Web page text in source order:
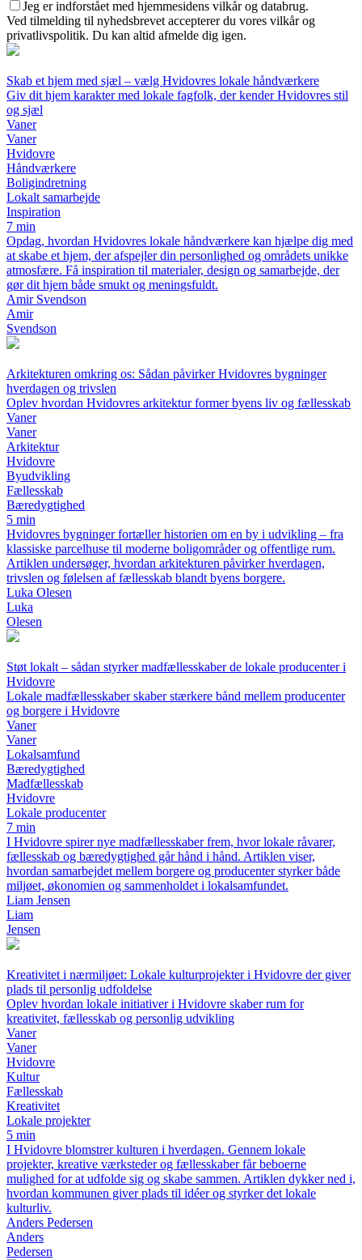
Jeg er indforstået med hjemmesidens vilkår og databrug.
Ved tilmelding til nyhedsbrevet accepterer du vores vilkår og
privatlivspolitik. Du kan altid afmelde dig igen.
Skab et hjem med sjæl – vælg Hvidovres lokale håndværkere
Giv dit hjem karakter med lokale fagfolk, der kender Hvidovres stil
og sjæl
Vaner
Vaner
Hvidovre
Håndværkere
Boligindretning
Lokalt samarbejde
Inspiration
7 min
Opdag, hvordan Hvidovres lokale håndværkere kan hjælpe dig med
at skabe et hjem, der afspejler din personlighed og områdets unikke
atmosfære. Få inspiration til materialer, design og samarbejde, der
gør dit hjem både smukt og meningsfuldt.
Amir Svendson
Amir
Svendson
Arkitekturen omkring os: Sådan påvirker Hvidovres bygninger
hverdagen og trivslen
Oplev hvordan Hvidovres arkitektur former byens liv og fællesskab
Vaner
Vaner
Arkitektur
Hvidovre
Byudvikling
Fællesskab
Bæredygtighed
5 min
Hvidovres bygninger fortæller historien om en by i udvikling – fra
klassiske parcelhuse til moderne boligområder og offentlige rum.
Artiklen undersøger, hvordan arkitekturen påvirker hverdagen,
trivslen og følelsen af fællesskab blandt byens borgere.
Luka Olesen
Luka
Olesen
Støt lokalt – sådan styrker madfællesskaber de lokale producenter i
Hvidovre
Lokale madfællesskaber skaber stærkere bånd mellem producenter
og borgere i Hvidovre
Vaner
Vaner
Lokalsamfund
Bæredygtighed
Madfællesskab
Hvidovre
Lokale producenter
7 min
I Hvidovre spirer nye madfællesskaber frem, hvor lokale råvarer,
fællesskab og bæredygtighed går hånd i hånd. Artiklen viser,
hvordan samarbejdet mellem borgere og producenter styrker både
miljøet, økonomien og sammenholdet i lokalsamfundet.
Liam Jensen
Liam
Jensen
Kreativitet i nærmiljøet: Lokale kulturprojekter i Hvidovre der giver
plads til personlig udfoldelse
Oplev hvordan lokale initiativer i Hvidovre skaber rum for
kreativitet, fællesskab og personlig udvikling
Vaner
Vaner
Hvidovre
Kultur
Fællesskab
Kreativitet
Lokale projekter
5 min
I Hvidovre blomstrer kulturen i hverdagen. Gennem lokale
projekter, kreative værksteder og fællesskaber får beboerne
mulighed for at udfolde sig og skabe sammen. Artiklen dykker ned i,
hvordan kommunen giver plads til idéer og styrker det lokale
kulturliv.
Anders Pedersen
Anders
Pedersen